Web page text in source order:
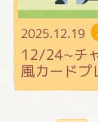
2025.12.19
12/24~チ
風カードプ